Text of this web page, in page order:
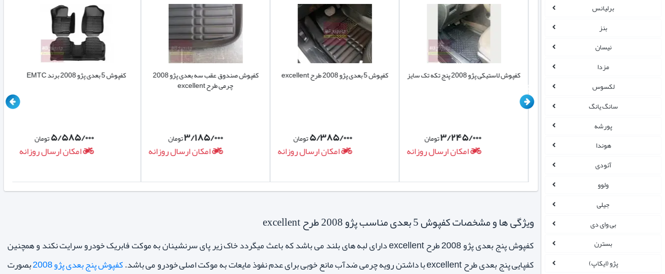
برلیانس
بنز
نیسان
مزدا
لکسوس
سانگ یانگ
پورشه
هوندا
آئودی
ولوو
جیلی
بی وای دی
بسترن
پژو (ایکاپ)
کفپوش 5 بعدی پژو 2008 برند EMTC
۵/۵۸۵/۰۰۰تومان
امکان ارسال روزانه
کفپوش صندوق عقب سه بعدی پژو 2008
چرمی طرح excellent
۳/۱۸۵/۰۰۰تومان
امکان ارسال روزانه
کفپوش 5 بعدی پژو 2008 طرح excellent
۵/۳۸۵/۰۰۰تومان
امکان ارسال روزانه
کفپوش لاستیکی پژو 2008 پنج تکه تک سایز
۳/۲۴۵/۰۰۰تومان
امکان ارسال روزانه
کفپوش صندوق عقب چرمی پژو 2008
امکان ارسال روزانه
ویژگی ها و مشخصات کفپوش 5 بعدی مناسب پژو 2008 طرح excellent
کفپوش پنج بعدی پژو 2008 طرح excellent دارای لبه های بلند می باشد که باعث میگردد خاک زیر پای سرنشینان به موکت فابریک خودرو سرایت نکند و همچنین
کفپایی پنج بعدی طرح excellent با داشتن رویه چرمی ضدآب مانع خوبی برای عدم نفوذ مایعات به موکت اصلی خودرو می باشد.
کفپوش پنج بعدی پژو 2008
بصورت